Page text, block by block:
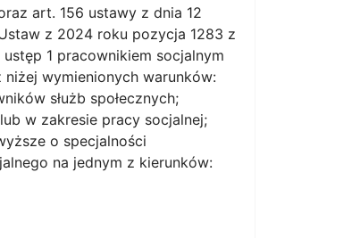
art. 156 ustawy z dnia 12
z 2024 roku pozycja 1283 z
1 pracownikiem socjalnym
niżej wymienionych warunków:
służb społecznych;
w zakresie pracy socjalnej;
o specjalności
na jednym z kierunków: